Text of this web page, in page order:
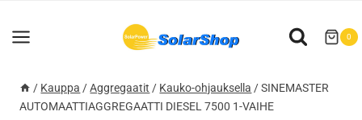
sisältöön
0
/ Kauppa / Aggregaatit / Kauko-ohjauksella / SINEMASTER
AUTOMAATTIAGGREGAATTI DIESEL 7500 1-VAIHE